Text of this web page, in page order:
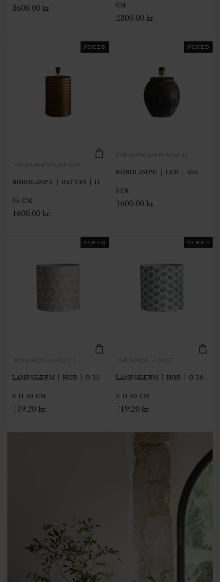
3600.00 kr. CM
2800.00 kr.
NYHED
MANOLAMP-PILLAR-CAR
BORDLAMPE | RATTAN | H
35 CM
1600.00 kr.
NYHED
POT-ANTIK-LAMP-ROUND
BORDLAMPE | LER | ASS.
STR.
1600.00 kr.
NYHED
INDISHADE-M-MOCCA
LAMPSKÆRM | HØR | Ø 30
X H 30 CM
719.20 kr.
NYHED
ZARISHADE-M-SAGE
LAMPSKÆRM | HØR | Ø 30
X H 30 CM
719.20 kr.